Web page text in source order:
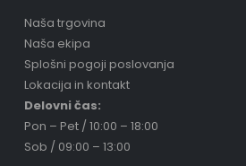
Naša trgovina
Naša ekipa
Splošni pogoji poslovanja
Lokacija in kontakt
Delovni čas:
Pon – Pet / 10:00 – 18:00
Sob / 09:00 – 13:00